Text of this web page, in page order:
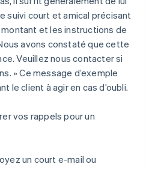
suivi court et amical précisant
et les instructions de
avons constaté que cette
Veuillez nous contacter si
» Ce message d’exemple
le client à agir en cas d’oubli.
vos rappels pour un
un court e-mail ou